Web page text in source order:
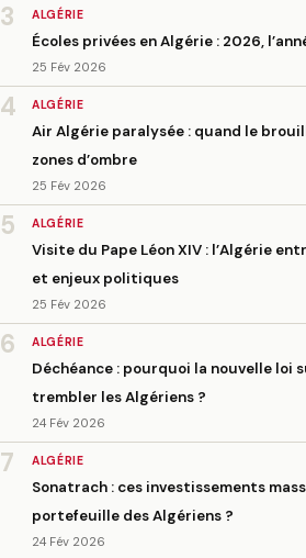
3 ALGÉRIE
Écoles privées en Algérie : 2026,
25 Fév 2026
4 ALGÉRIE
Air Algérie paralysée : quand le
zones d’ombre
25 Fév 2026
5 ALGÉRIE
Visite du Pape Léon XIV : l’Algérie
et enjeux politiques
25 Fév 2026
6 ALGÉRIE
Déchéance : pourquoi la nouvelle loi
trembler les Algériens ?
24 Fév 2026
7 ALGÉRIE
Sonatrach : ces investissements
portefeuille des Algériens ?
24 Fév 2026